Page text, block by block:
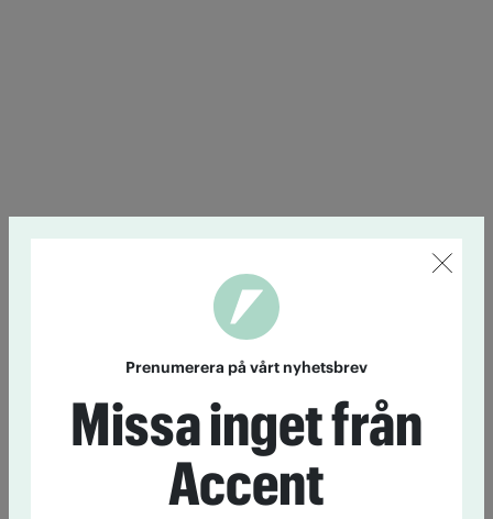
Prenumerera på vårt nyhetsbrev
Missa inget från
Accent